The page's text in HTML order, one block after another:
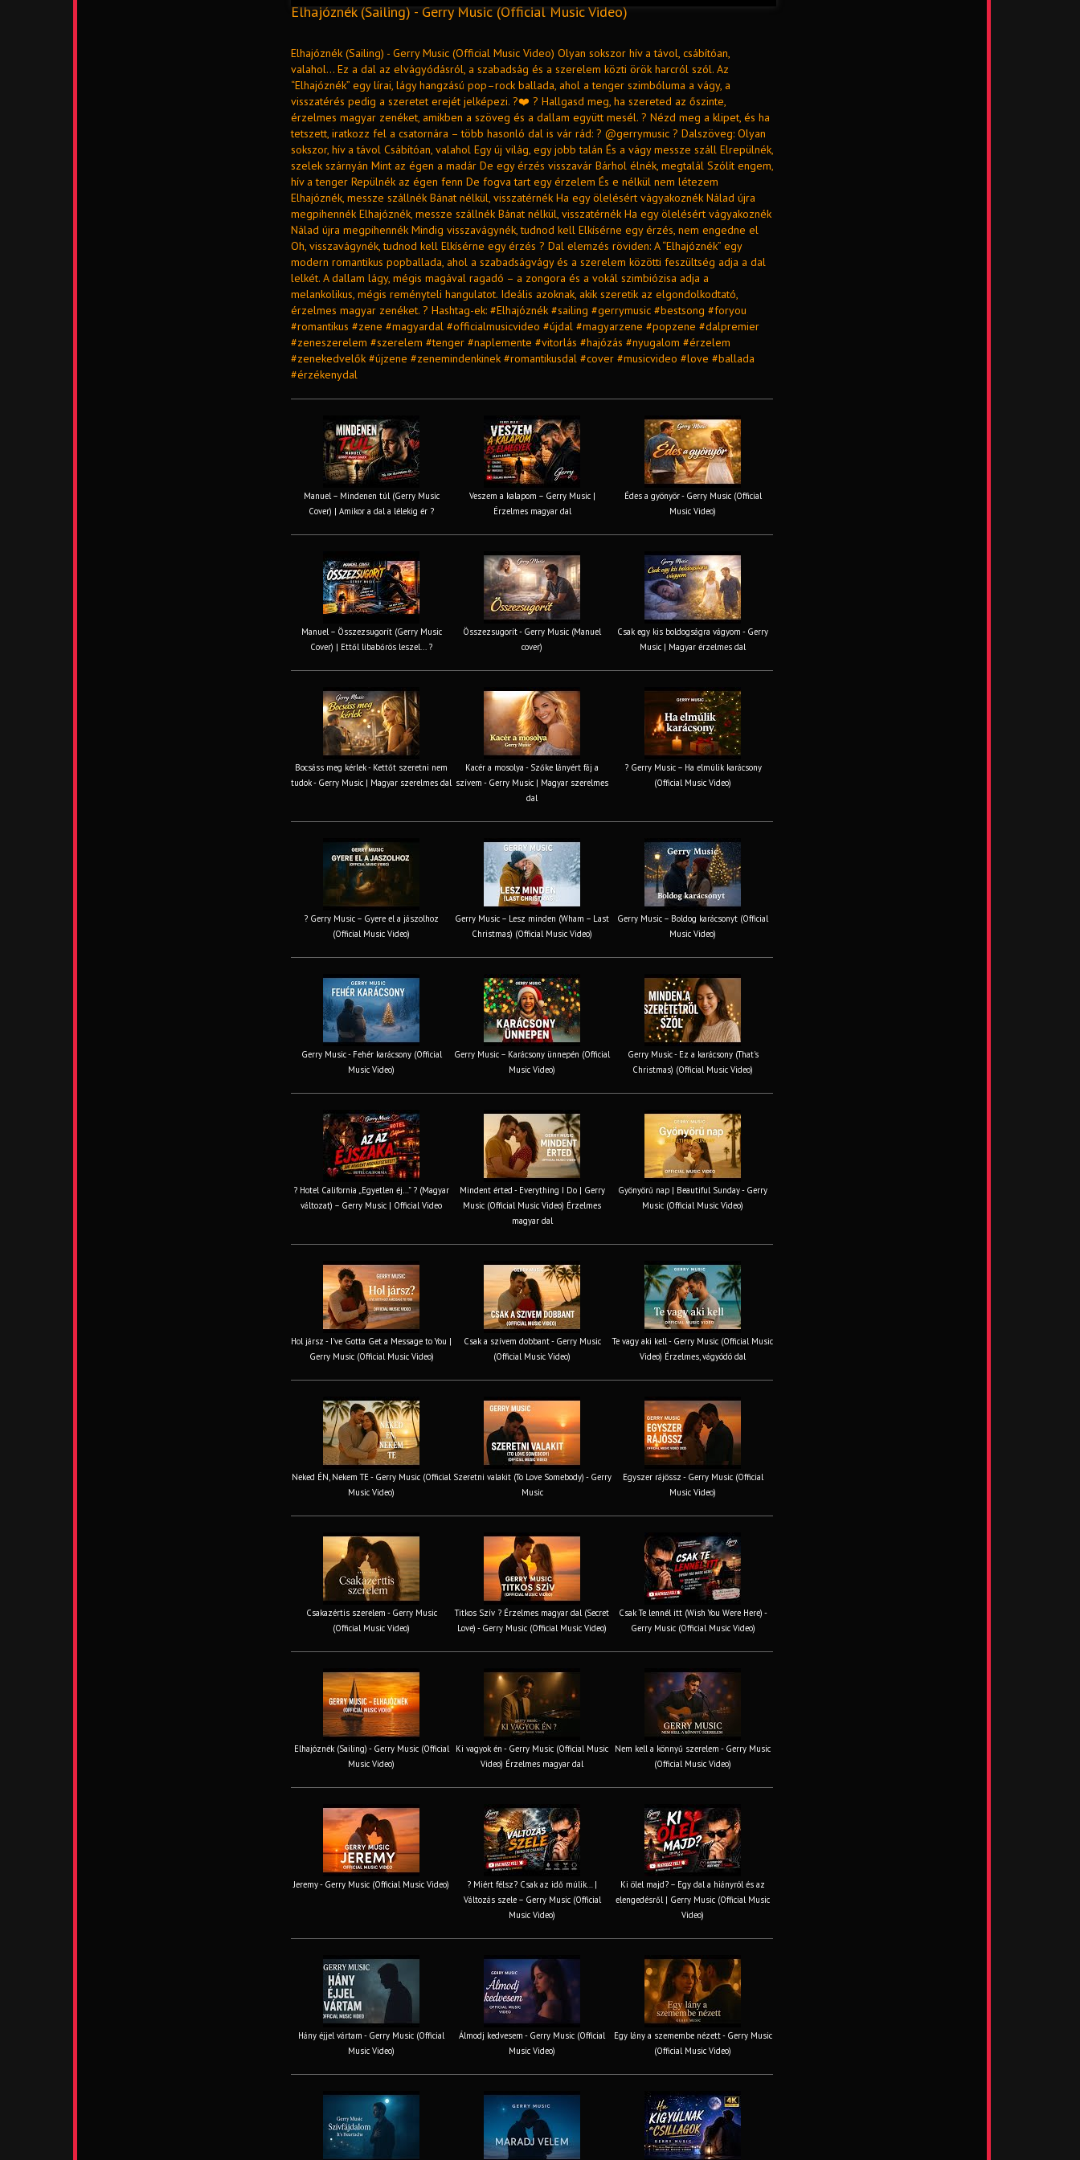
Elhajóznék (Sailing) - Gerry Music (Official Music Video)
Elhajóznék (Sailing) - Gerry Music (Official Music Video) Olyan sokszor hív a távol, csábítóan,
valahol… Ez a dal az elvágyódásról, a szabadság és a szerelem közti örök harcról szól. Az
“Elhajóznék” egy lírai, lágy hangzású pop–rock ballada, ahol a tenger szimbóluma a vágy, a
visszatérés pedig a szeretet erejét jelképezi. ?❤️ ? Hallgasd meg, ha szereted az őszinte,
érzelmes magyar zenéket, amikben a szöveg és a dallam együtt mesél. ? Nézd meg a klipet, és ha
tetszett, iratkozz fel a csatornára – több hasonló dal is vár rád: ? @gerrymusic ? Dalszöveg: Olyan
sokszor, hív a távol Csábítóan, valahol Egy új világ, egy jobb talán És a vágy messze száll Elrepülnék,
szelek szárnyán Mint az égen a madár De egy érzés visszavár Bárhol élnék, megtalál Szólít engem,
hív a tenger Repülnék az égen fenn De fogva tart egy érzelem És e nélkül nem létezem
Elhajóznék, messze szállnék Bánat nélkül, visszatérnék Ha egy ölelésért vágyakoznék Nálad újra
megpihennék Elhajóznék, messze szállnék Bánat nélkül, visszatérnék Ha egy ölelésért vágyakoznék
Nálad újra megpihennék Mindig visszavágynék, tudnod kell Elkísérne egy érzés, nem engedne el
Oh, visszavágynék, tudnod kell Elkísérne egy érzés ? Dal elemzés röviden: A “Elhajóznék” egy
modern romantikus popballada, ahol a szabadságvágy és a szerelem közötti feszültség adja a dal
lelkét. A dallam lágy, mégis magával ragadó – a zongora és a vokál szimbiózisa adja a
melankolikus, mégis reményteli hangulatot. Ideális azoknak, akik szeretik az elgondolkodtató,
érzelmes magyar zenéket. ? Hashtag-ek: #Elhajóznék #sailing #gerrymusic #bestsong #foryou
#romantikus #zene #magyardal #officialmusicvideo #újdal #magyarzene #popzene #dalpremier
#zeneszerelem #szerelem #tenger #naplemente #vitorlás #hajózás #nyugalom #érzelem
#zenekedvelők #újzene #zenemindenkinek #romantikusdal #cover #musicvideo #love #ballada
#érzékenydal
Manuel – Mindenen túl (Gerry Music
Cover) | Amikor a dal a lélekig ér ?
Veszem a kalapom – Gerry Music |
Érzelmes magyar dal
Édes a gyönyör - Gerry Music (Official
Music Video)
Manuel – Összezsugorít (Gerry Music
Cover) | Ettől libabőrös leszel... ?
Összezsugorít - Gerry Music (Manuel
cover)
Csak egy kis boldogságra vágyom - Gerry
Music | Magyar érzelmes dal
Bocsáss meg kérlek - Kettőt szeretni nem
tudok - Gerry Music | Magyar szerelmes dal
Kacér a mosolya - Szőke lányért fáj a
szívem - Gerry Music | Magyar szerelmes
dal
? Gerry Music – Ha elmúlik karácsony
(Official Music Video)
? Gerry Music – Gyere el a jászolhoz
(Official Music Video)
Gerry Music – Lesz minden (Wham – Last
Christmas) (Official Music Video)
Gerry Music – Boldog karácsonyt (Official
Music Video)
Gerry Music - Fehér karácsony (Official
Music Video)
Gerry Music – Karácsony ünnepén (Official
Music Video)
Gerry Music - Ez a karácsony (That's
Christmas) (Official Music Video)
? Hotel California „Egyetlen éj…” ? (Magyar
változat) – Gerry Music | Official Video
Mindent érted - Everything I Do | Gerry
Music (Official Music Video) Érzelmes
magyar dal
Gyönyörű nap | Beautiful Sunday - Gerry
Music (Official Music Video)
Hol jársz - I've Gotta Get a Message to You |
Gerry Music (Official Music Video)
Csak a szívem dobbant - Gerry Music
(Official Music Video)
Te vagy aki kell - Gerry Music (Official Music
Video) Érzelmes, vágyódó dal
Neked ÉN, Nekem TE - Gerry Music (Official
Music Video)
Szeretni valakit (To Love Somebody) - Gerry
Music
Egyszer rájössz - Gerry Music (Official
Music Video)
Csakazértis szerelem - Gerry Music
(Official Music Video)
Titkos Szív ? Érzelmes magyar dal (Secret
Love) - Gerry Music (Official Music Video)
Csak Te lennél itt (Wish You Were Here) -
Gerry Music (Official Music Video)
Elhajóznék (Sailing) - Gerry Music (Official
Music Video)
Ki vagyok én - Gerry Music (Official Music
Video) Érzelmes magyar dal
Nem kell a könnyű szerelem - Gerry Music
(Official Music Video)
Jeremy - Gerry Music (Official Music Video)
? Miért félsz? Csak az idő múlik… |
Változás szele – Gerry Music (Official
Music Video)
Ki ölel majd? – Egy dal a hiányról és az
elengedésről | Gerry Music (Official Music
Video)
Hány éjjel vártam - Gerry Music (Official
Music Video)
Álmodj kedvesem - Gerry Music (Official
Music Video)
Egy lány a szemembe nézett - Gerry Music
(Official Music Video)